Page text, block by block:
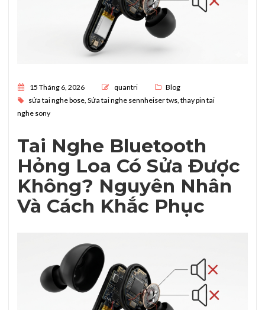
Posted on
15 Tháng 6, 2026 quantri
Blog
sửa tai nghe bose, Sửa tai nghe sennheiser tws, thay pin tai
nghe sony
Tai Nghe Bluetooth
Hỏng Loa Có Sửa Được
Không? Nguyên Nhân
Và Cách Khắc Phục